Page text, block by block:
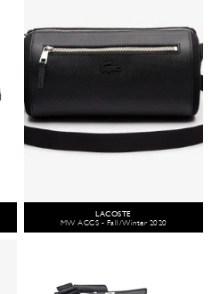
LACOSTE
MW ACCS - Fall/Winter 2020